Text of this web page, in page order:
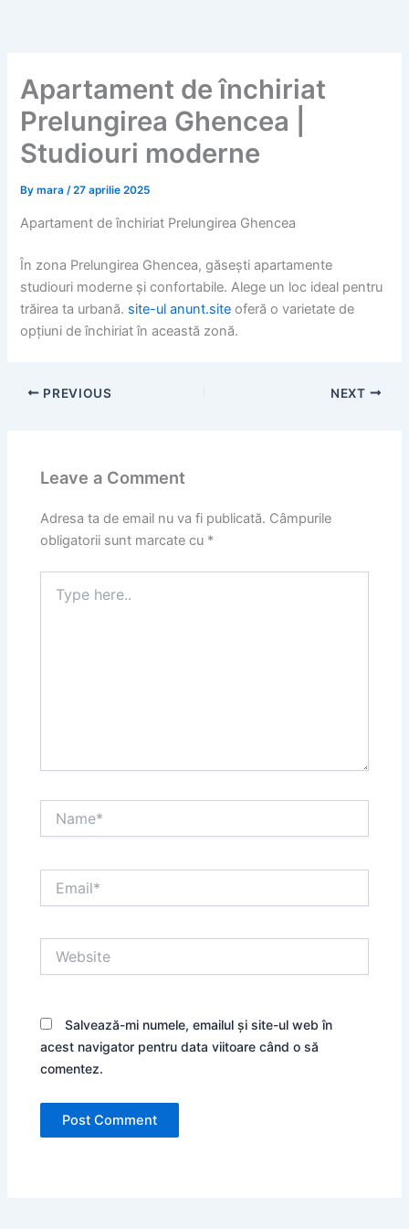
Apartament de închiriat
Prelungirea Ghencea |
Studiouri moderne
Bymara/27 aprilie 2025
Apartament de închiriat Prelungirea Ghencea
În zona Prelungirea Ghencea, găsești apartamente
studiouri moderne și confortabile. Alege un loc ideal pentru
trăirea ta urbană. site-ul anunt.site oferă o varietate de
opțiuni de închiriat în această zonă.
PREVIOUS NEXT
Leave a Comment
Adresa ta de email nu va fi publicată. Câmpurile
obligatorii sunt marcate cu *
here..
Salvează-mi numele, emailul și site-ul web în
acest navigator pentru data viitoare când o să
comentez.